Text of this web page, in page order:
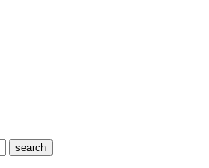
search